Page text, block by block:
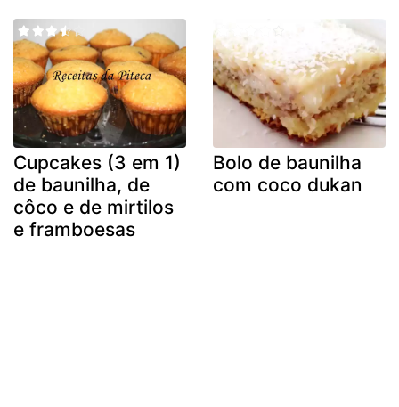
Cupcakes (3 em 1)
de baunilha, de
côco e de mirtilos
e framboesas
Bolo de baunilha
com coco dukan